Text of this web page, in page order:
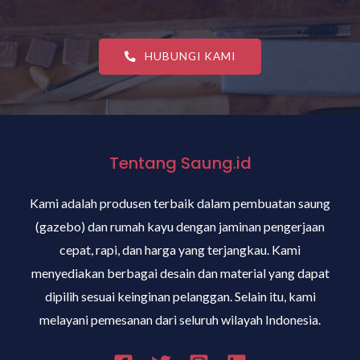
HUBUNGI KAMI
Tentang Saung.id
Kami adalah produsen terbaik dalam pembuatan saung
(gazebo) dan rumah kayu dengan jaminan pengerjaan
cepat, rapi, dan harga yang terjangkau. Kami
menyediakan berbagai desain dan material yang dapat
dipilih sesuai keinginan pelanggan. Selain itu, kami
melayani pemesanan dari seluruh wilayah Indonesia.